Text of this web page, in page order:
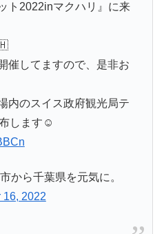
ト2022inマクハリ』に来
催してますので、是非お
内のスイス政府観光局テ
します☺️
から千葉県を元気に。
16, 2022